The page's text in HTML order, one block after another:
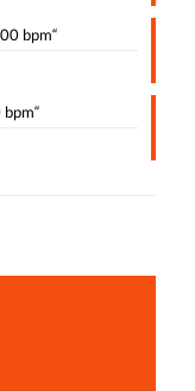
bpm“